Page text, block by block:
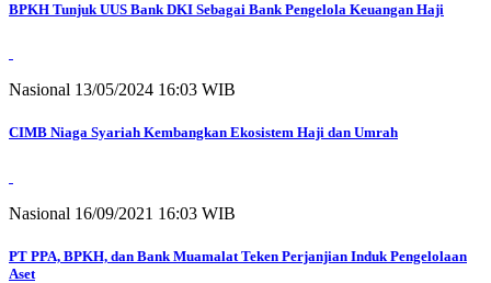
BPKH Tunjuk UUS Bank DKI Sebagai Bank Pengelola Keuangan Haji
Nasional 13/05/2024 16:03 WIB
CIMB Niaga Syariah Kembangkan Ekosistem Haji dan Umrah
Nasional 16/09/2021 16:03 WIB
PT PPA, BPKH, dan Bank Muamalat Teken Perjanjian Induk Pengelolaan
Aset